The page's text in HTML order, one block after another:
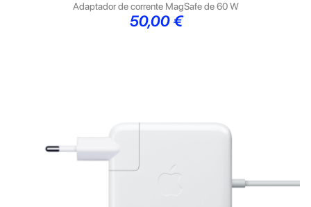
Adaptador de corrente MagSafe de 60 W
Preço
50,00 €